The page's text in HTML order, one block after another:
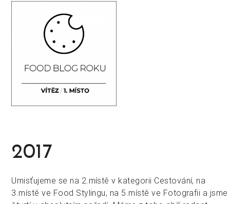
2017
Umisťujeme se na 2.místě v kategorii Cestování, na
3.místě ve Food Stylingu, na 5.místě ve Fotografii a jsme